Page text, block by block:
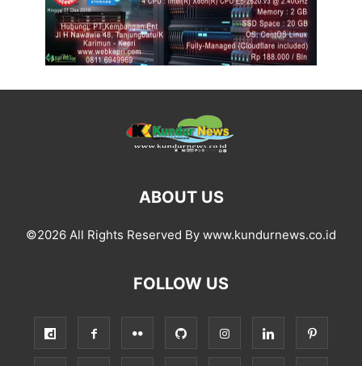
ABOUT US
©2026 All Rights Reserved By www.kundurnews.co.id
FOLLOW US